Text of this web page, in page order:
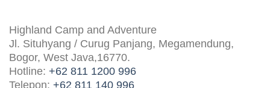
Highland Camp and Adventure
Jl. Situhyang / Curug Panjang, Megamendung,
Bogor, West Java,16770.
Hotline: +62 811 1200 996
Telepon: +62 811 140 996